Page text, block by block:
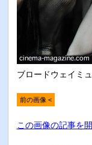
ブロードウェイミ
前の画像 <
この画像の記事を開